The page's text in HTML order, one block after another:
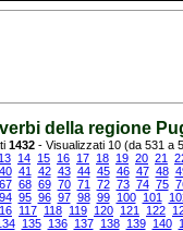
della regione
1432 - Visualizzati 10 (da 531 a
13 14 15 16 17 18 19 20 21
40 41 42 43 44 45 46 47 48
67 68 69 70 71 72 73 74 75
94 95 96 97 98 99 100 101
117 118 119 120 121 122
135 136 137 138 139 140